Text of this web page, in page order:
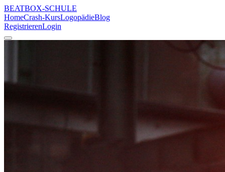
BEATBOX-SCHULE
HomeCrash-KursLogopädieBlog
RegistrierenLogin